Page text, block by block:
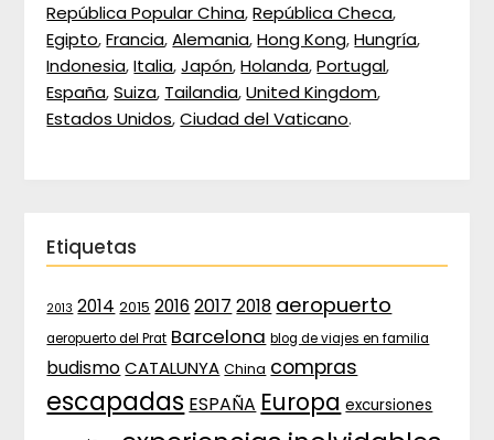
República Popular China,República Checa,
Egipto,Francia,Alemania,Hong Kong,Hungría,
Indonesia,Italia,Japón,Holanda,Portugal,
España,Suiza, Tailandia,United Kingdom,
Estados Unidos,Ciudad del Vaticano.
Etiquetas
2013 2014 2015 2016 2017 2018 aeropuerto
aeropuerto del Prat Barcelona blog de viajes en familia
budismo CATALUNYA China compras
escapadas ESPAÑA Europa excursiones